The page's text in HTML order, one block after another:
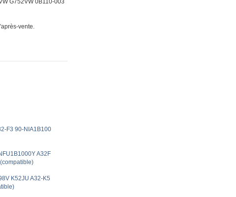
G752VW 0B110-003
vente.
F3 90-NIA1B100
A32F
K52JU A32-K5